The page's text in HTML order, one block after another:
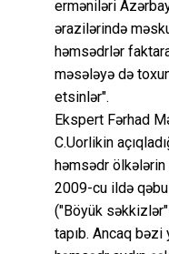
erməniləri
ərazilərində
həmsədrlər
məsələyə də
etsinlər".
Ekspert Fərhad
C.Uorlikin
həmsədr
2009-cu ildə
("Böyük
tapıb. Ancaq bəzi